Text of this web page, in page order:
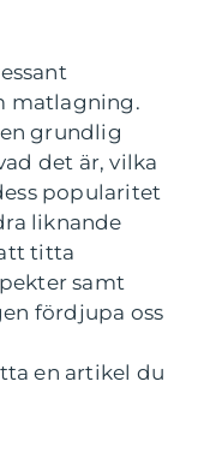
matlagning.
grundlig
det är, vilka
popularitet
liknande
titta
samt
fördjupa oss
en artikel du